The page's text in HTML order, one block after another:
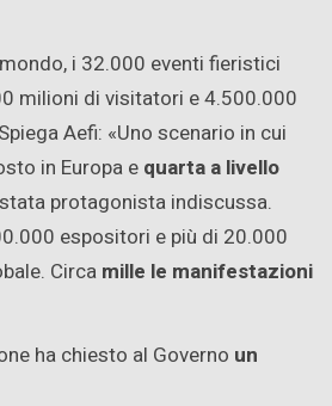
i 32.000 eventi fieristici
milioni di visitatori e 4.500.000
Aefi: «Uno scenario in cui
in Europa e quarta a livello
protagonista indiscussa.
espositori e più di 20.000
Circa mille le manifestazioni
ha chiesto al Governo un